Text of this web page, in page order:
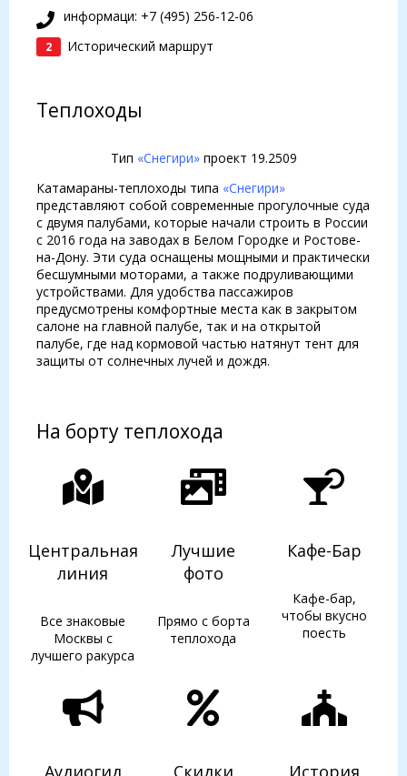
информаци: +7 (495) 256-12-06
2 Исторический маршрут
Теплоходы
Тип «Снегири»проект 19.2509
Катамараны-теплоходы типа «Снегири»
представляют собой современные прогулочные суда
с двумя палубами, которые начали строить в России
с 2016 года на заводах в Белом Городке и Ростове-
на-Дону. Эти суда оснащены мощными и практически
бесшумными моторами, а также подруливающими
устройствами. Для удобства пассажиров
предусмотрены комфортные места как в закрытом
салоне на главной палубе, так и на открытой
палубе, где над кормовой частью натянут тент для
защиты от солнечных лучей и дождя.
На борту теплохода
Центральная
линия
Все знаковые
Москвы с
лучшего ракурса
Лучшие
фото
Прямо с борта
теплохода
Кафе-Бар
Кафе-бар,
чтобы вкусно
поесть
Аудиогид Скидки История